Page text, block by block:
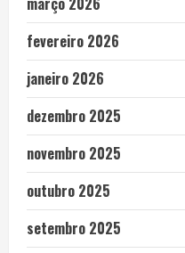
fevereiro 2026
janeiro 2026
dezembro 2025
novembro 2025
outubro 2025
setembro 2025